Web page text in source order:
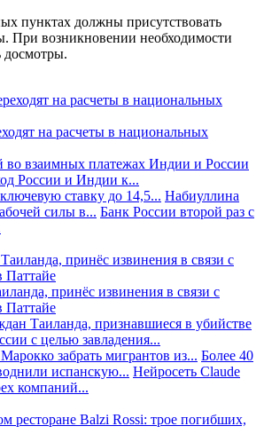
пунктах должны присутствовать
При возникновении необходимости
досмотры.
на расчеты в национальных
во взаимных платежах Индии и России
России и Индии к...
ставку до 14,5... Набиуллина
силы в... Банк России второй раз с
принёс извинения в связи с
Паттайе
Таиланда, признавшиеся в убийстве
с целью завладения...
забрать мигрантов из... Более 40
испанскую... Нейросеть Claude
компаний...